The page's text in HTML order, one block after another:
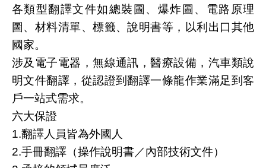
各類型翻譯文件如總裝圖、爆炸圖、電路原理
圖、材料清單、標籤、說明書等，以利出口其他
國家。
涉及電子電器，無線通訊，醫療設備，汽車類說
明文件翻譯，從認證到翻譯一條龍作業滿足到客
戶一站式需求。
六大保證
1.翻譯人員皆為外國人
2.手冊翻譯（操作說明書／內部技術文件）